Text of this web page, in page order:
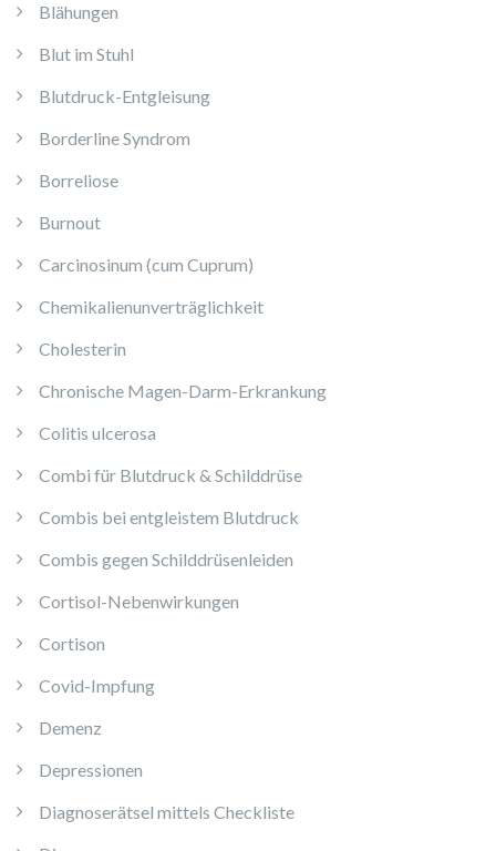
Blähungen
Blut im Stuhl
Blutdruck-Entgleisung
Borderline Syndrom
Borreliose
Burnout
Carcinosinum (cum Cuprum)
Chemikalienunverträglichkeit
Cholesterin
Chronische Magen-Darm-Erkrankung
Colitis ulcerosa
Combi für Blutdruck & Schilddrüse
Combis bei entgleistem Blutdruck
Combis gegen Schilddrüsenleiden
Cortisol-Nebenwirkungen
Cortison
Covid-Impfung
Demenz
Depressionen
Diagnoserätsel mittels Checkliste